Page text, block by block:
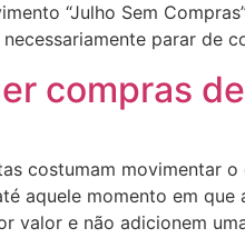
“Julho Sem
parar de
compras
costumam movimentar
aquele momento em
valor e não adicionem